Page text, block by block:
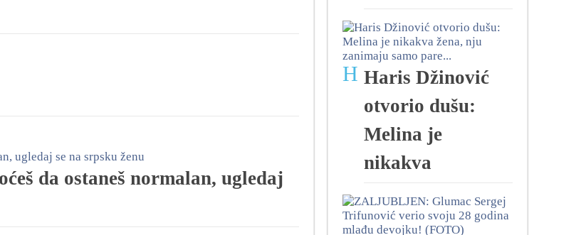
da ostaneš normalan, ugledaj
H Haris Džinović
otvorio dušu:
Melina je
nikakva